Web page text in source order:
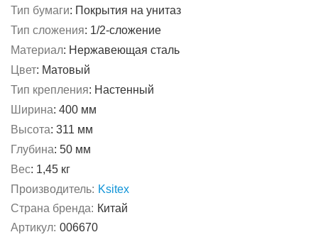
Тип бумаги: Покрытия на унитаз
Тип сложения: 1/2-сложение
Материал: Нержавеющая сталь
Цвет: Матовый
Тип крепления: Настенный
Ширина: 400 мм
Высота: 311 мм
Глубина: 50 мм
Вес: 1,45 кг
Производитель: Ksitex
Страна бренда: Китай
Артикул: 006670